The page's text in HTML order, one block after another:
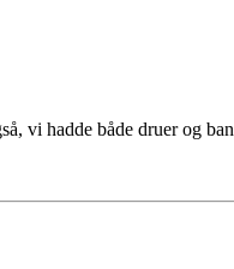
vi hadde både druer og